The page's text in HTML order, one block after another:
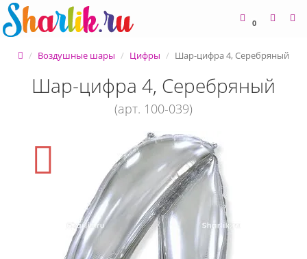
0
Воздушные шары Цифры Шар-цифра 4, Серебряный
Шар-цифра 4, Серебряный
(арт. 100-039)